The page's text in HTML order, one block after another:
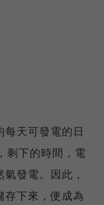
天可發電的日
剩下的時間，電
發電。因此，
存下來，便成為